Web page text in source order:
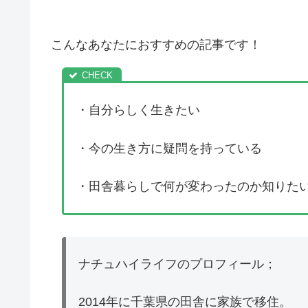
こんなあなたにおすすめの記事です！
・自分らしく生きたい
・今の生き方に疑問を持っている
・田舎暮らしで何が変わったのか知りた
ナチュハイライフのプロフィール；
2014年に千葉県の田舎に家族で移住。